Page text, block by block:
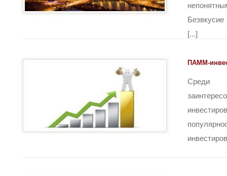
[...]
ПАММ-
Среди